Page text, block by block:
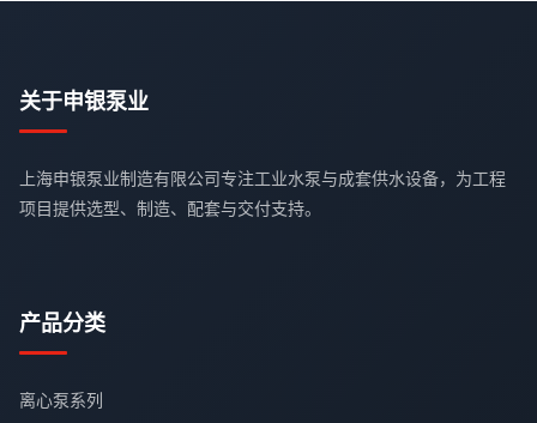
关于申银泵业
上海申银泵业制造有限公司专注工业水泵与成套供水设备，为工程
项目提供选型、制造、配套与交付支持。
产品分类
离心泵系列